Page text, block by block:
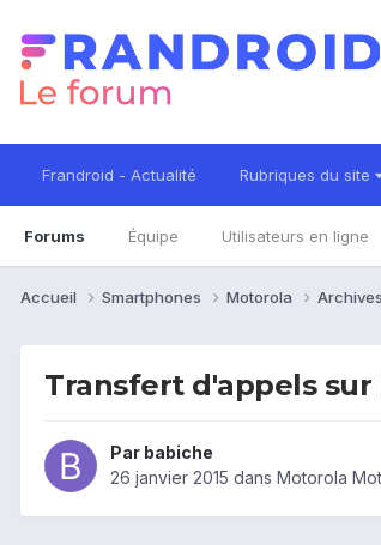
Frandroid - Actualité Rubriques du site
Forums Équipe Utilisateurs en ligne
Accueil Smartphones Motorola
Transfert d'appels sur
Par babiche
26 janvier 2015 dans Motorola